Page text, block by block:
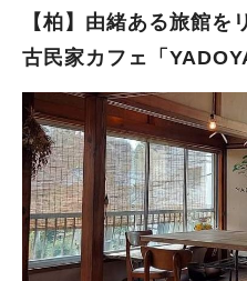
あるにもかかわらず、220円というお手
いただいたり… テイクアウトしたり… バレンタインに季節限定
で販売された、チョコレートが
ですっ♪ もちろん他のホットサンドやコーヒー等も大人気！ 是
非お気に入りを見つけてみてはいかが
んの他の店舗に伺った際は、また
までご覧いただき、ありがとう
【柏】由緒ある旅館を
古民家カフェ「
人気の
#ラーメン#ショッピング #カフェ#
#イベント#公園#教えたい／教えて
#教えたい/こんなの見つけた